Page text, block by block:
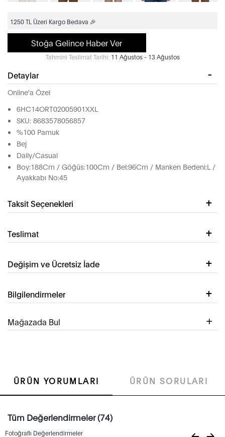
1250 TL Üzeri Kargo Bedava 🎉
Stoğa Gelince Haber Ver
Tahmini Teslimat Tarihi: 11 Ağustos - 13 Ağustos
Detaylar
Online'a Özel
6HC14ORT02005901XXL
SKU: 8683578056857
%100 Pamuk
Bej
Daily/Casual
Boy:188Cm / Göğüs:100Cm / Bel:96Cm / Manken Bedeni:L /
Ayakkabı No:45
Taksit Seçenekleri
Teslimat
Değişim ve Ücretsiz İade
Bilgilendirmeler
Mağazada Bul
ÜRÜN YORUMLARI ÜRÜN SORULARI
Tüm Değerlendirmeler (74)
Fotoğraflı Değerlendirmeler